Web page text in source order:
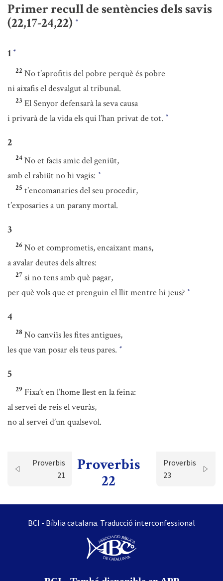
Primer recull de sentències dels savis
(22,17-24,22) *
1 *
22 No t’aprofitis del pobre perquè és pobre
ni aixafis el desvalgut al tribunal.
23 El Senyor defensarà la seva causa
i privarà de la vida els qui l’han privat de tot. *
2
24 No et facis amic del geniüt,
amb el rabiüt no hi vagis: *
25 t’encomanaries del seu procedir,
t’exposaries a un parany mortal.
3
26 No et comprometis, encaixant mans,
a avalar deutes dels altres:
27 si no tens amb què pagar,
per què vols que et prenguin el llit mentre hi jeus? *
4
28 No canviïs les fites antigues,
les que van posar els teus pares. *
5
29 Fixa’t en l’home llest en la feina:
al servei de reis el veuràs,
no al servei d’un qualsevol.
Proverbis
21
Proverbis
22
Proverbis
23
BCI - Bíblia catalana. Traducció interconfessional